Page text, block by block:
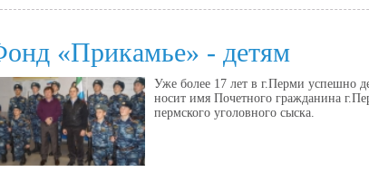
«Прикамье» - детям
Уже более 17 лет в г.Перми успешно
носит имя Почетного гражданина
пермского уголовного сыска.